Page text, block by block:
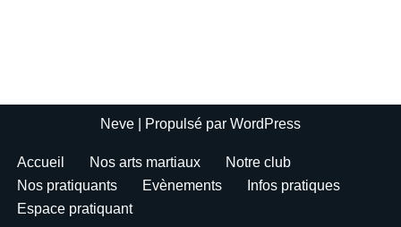
Neve | Propulsé par WordPress
Accueil Nos arts martiaux
Notre club
Nos pratiquants
Evènements
Infos pratiques
Espace pratiquant